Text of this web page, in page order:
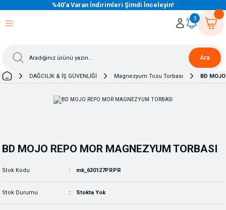
%40’a Varan İndirimleri Şimdi İnceleyin!
Ara
3
DAĞCILIK & İŞ GÜVENLİĞİ Magnezyum Tozu Torbası BD
BD MOJO REPO MOR MAGNEZYUM TORBASI
Stok Kodu mk_630127PRPR
Stok Durumu Stokta Yok